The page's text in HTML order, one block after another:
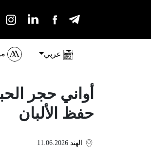
عربي
أواني حجر
حفظ الألبان
الهند 11.06.2026